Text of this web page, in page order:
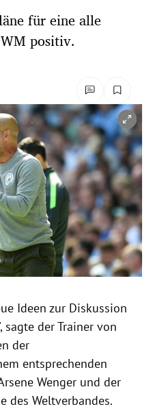
für eine alle
positiv.
Ideen zur Diskussion
der Trainer von
der
entsprechenden
Wenger und der
des Weltverbandes.